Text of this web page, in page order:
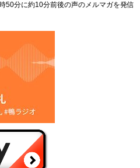
50分に約10分前後の声のメルマガを発信